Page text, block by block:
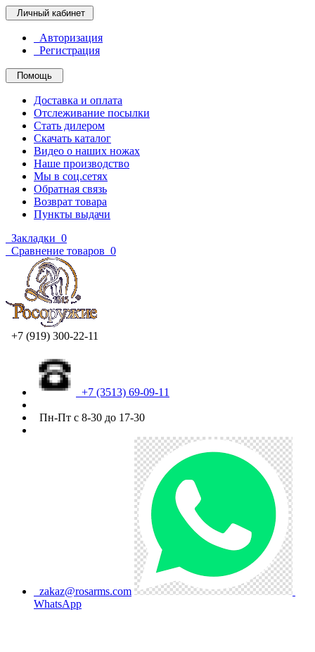
Личный кабинет
Авторизация
Регистрация
Помощь
Доставка и оплата
Отслеживание посылки
Стать дилером
Скачать каталог
Видео о наших ножах
Наше производство
Мы в соц.сетях
Обратная связь
Возврат товара
Пункты выдачи
Закладки 0
Сравнение товаров 0
+7 (919) 300-22-11
+7 (3513) 69-09-11
Пн-Пт с 8-30 до 17-30
zakaz@rosarms.com
WhatsApp